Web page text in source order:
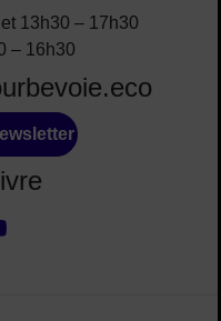
13h30 – 17h30
– 16h30
suivre